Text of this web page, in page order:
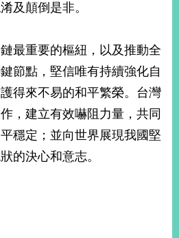
及顛倒是非。
最重要的樞紐，以及推動全
節點，堅信唯有持續強化自
得來不易的和平繁榮。台灣
，建立有效嚇阻力量，共同
穩定；並向世界展現我國堅
的決心和意志。